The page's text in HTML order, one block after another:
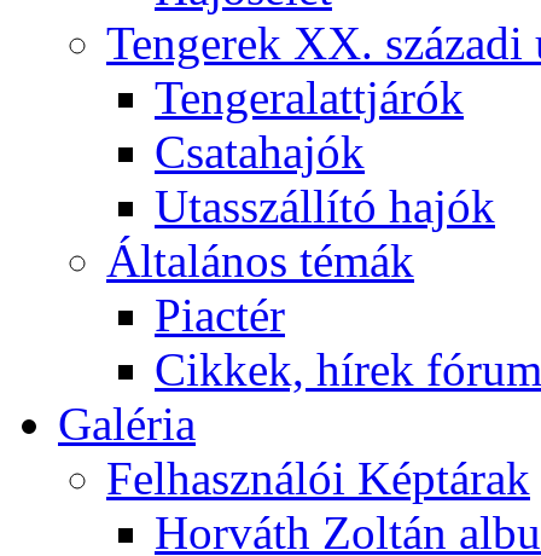
Tengerek XX. századi
Tengeralattjárók
Csatahajók
Utasszállító hajók
Általános témák
Piactér
Cikkek, hírek
Galéria
Felhasználói Képtárak
Horváth Zoltán